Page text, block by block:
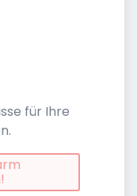
für Ihre